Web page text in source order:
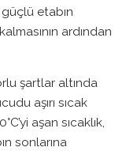
etabın
ardından
şartlar altında
aşırı sıcak
aşan sıcaklık,
sonlarına